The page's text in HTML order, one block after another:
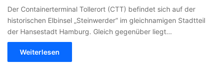
Der Containerterminal Tollerort (CTT) befindet sich auf der
historischen Elbinsel „Steinwerder“ im gleichnamigen Stadtteil
der Hansestadt Hamburg. Gleich gegenüber liegt…
Weiterlesen